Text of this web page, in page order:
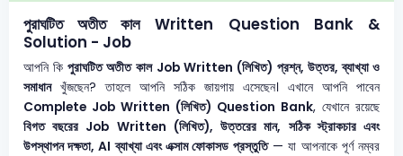
পুরাঘটিত অতীত কাল Written Question Bank &
Solution - Job
আপনি কিপুরাঘটিত অতীত কাল Job Written (লিখিত) প্রশ্ন, উত্তর, ব্যাখ্যা ও
সমাধানখুঁজছেন? তাহলে আপনি সঠিক জায়গায় এসেছেন। এখানে আপনি পাবেন
Complete Job Written (লিখিত) Question Bank, যেখানে রয়েছে
বিগত বছরের Job Written (লিখিত), উত্তরের মান, সঠিক স্ট্রাকচার এবং
উপস্থাপন দক্ষতা, AI ব্যাখ্যা এবং এক্সাম ফোকাসড প্রস্তুতি— যা আপনাকে পূর্ণ নম্বর